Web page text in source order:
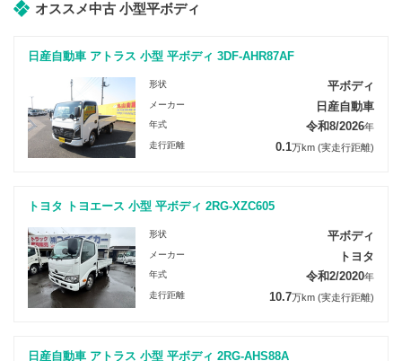
オススメ中古 小型平ボディ
日産自動車 アトラス 小型 平ボディ 3DF-AHR87AF
形状 平ボディ
メーカー 日産自動車
年式 令和8/2026年
走行距離 0.1万km (実走行距離)
トヨタ トヨエース 小型 平ボディ 2RG-XZC605
形状 平ボディ
メーカー トヨタ
年式 令和2/2020年
走行距離 10.7万km (実走行距離)
日産自動車 アトラス 小型 平ボディ 2RG-AHS88A